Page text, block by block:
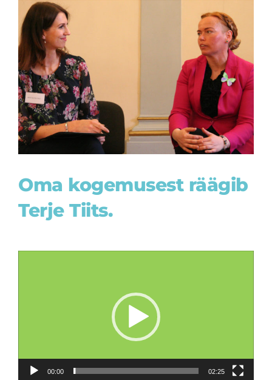
View
Larger
Image
Oma kogemusest räägib
Terje Tiits.
00:00 02:25